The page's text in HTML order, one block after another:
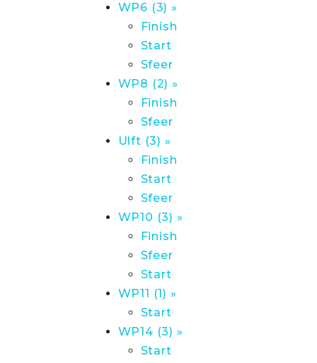
WP6 (3) »
Finish
Start
Sfeer
WP8 (2) »
Finish
Sfeer
Ulft (3) »
Finish
Start
Sfeer
WP10 (3) »
Finish
Sfeer
Start
WP11 (1) »
Start
WP14 (3) »
Start